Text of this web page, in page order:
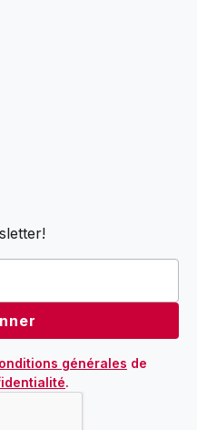
générales de
.